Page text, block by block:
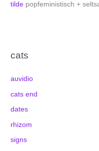
tilde popfeministisch +
cats
auvidio
cats end
dates
rhizom
signs